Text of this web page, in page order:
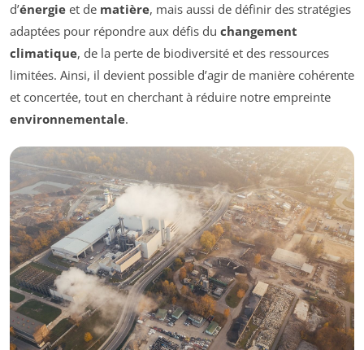
d’énergie et de matière, mais aussi de définir des stratégies
adaptées pour répondre aux défis du changement
climatique, de la perte de biodiversité et des ressources
limitées. Ainsi, il devient possible d’agir de manière cohérente
et concertée, tout en cherchant à réduire notre empreinte
environnementale.